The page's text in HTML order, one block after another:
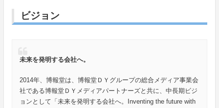
ビジョン
未来を発明する会社へ。
2014年、博報堂は、博報堂ＤＹグループの総合メディア事業会
社である博報堂ＤＹメディアパートナーズと共に、中長期ビジ
ョンとして「未来を発明する会社へ。Inventing the future with